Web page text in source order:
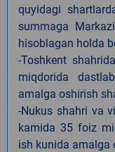
quyidagi
summaga
hisoblagan holda
-Toshkent
miqdorida
amalga oshirish
-Nukus shahri va
kamida 35 foiz
ish kunida amalga